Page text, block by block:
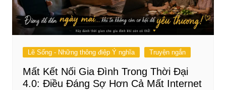
Lẽ Sống - Những thông điệp Ý nghĩa Truyện ngắn
Mất Kết Nối Gia Đình Trong Thời Đại
4.0: Điều Đáng Sợ Hơn Cả Mất Internet